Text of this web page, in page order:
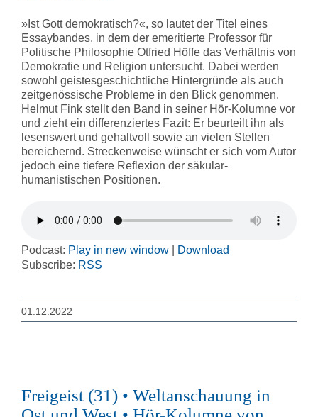
»Ist Gott demokratisch?«, so lautet der Titel eines
Essaybandes, in dem der emeritierte Professor für
Politische Philosophie Otfried Höffe das Verhältnis von
Demokratie und Religion untersucht. Dabei werden
sowohl geistesgeschichtliche Hintergründe als auch
zeitgenössische Probleme in den Blick genommen.
Helmut Fink stellt den Band in seiner Hör-Kolumne vor
und zieht ein differenziertes Fazit: Er beurteilt ihn als
lesenswert und gehaltvoll sowie an vielen Stellen
bereichernd. Streckenweise wünscht er sich vom Autor
jedoch eine tiefere Reflexion der säkular-
humanistischen Positionen.
Podcast: Play in new window
Download
Subscribe: RSS
01.12.2022
Freigeist (31) • Weltanschauung in